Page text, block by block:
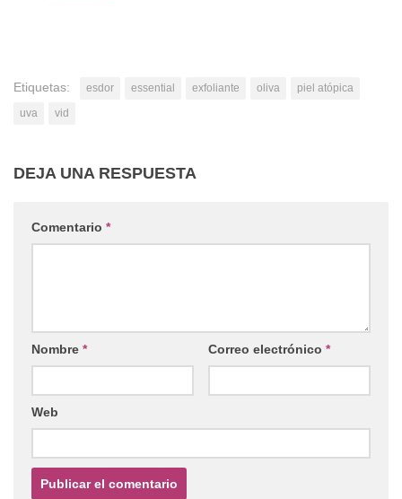
Etiquetas: esdor essential exfoliante oliva
piel atópica
uva
vid
DEJA UNA RESPUESTA
Comentario *
Nombre * Correo electrónico *
Web